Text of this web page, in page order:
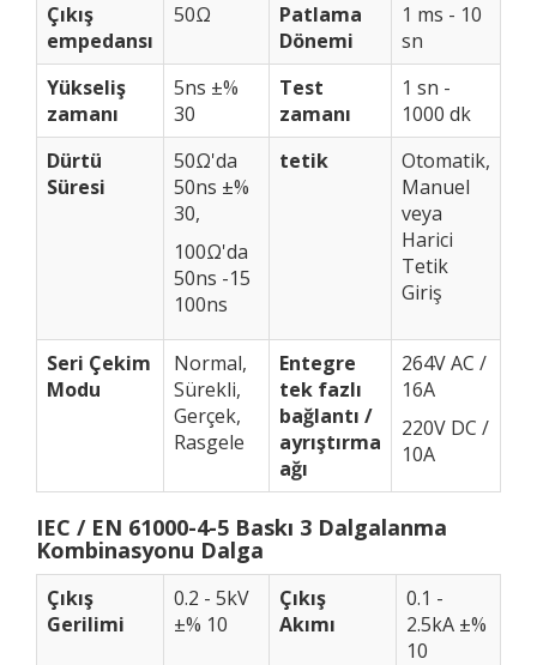
Çıkış
empedansı
50Ω
Patlama
Dönemi
1 ms - 10
sn
Yükseliş
zamanı
5ns ±%
30
Test
zamanı
1 sn -
1000 dk
Dürtü
Süresi
50Ω'da
50ns ±%
30,
100Ω'da
50ns -15
100ns
tetik
Otomatik,
Manuel
veya
Harici
Tetik
Giriş
Seri Çekim
Modu
Normal,
Sürekli,
Gerçek,
Rasgele
Entegre
tek fazlı
bağlantı /
ayrıştırma
ağı
264V AC /
16A
220V DC /
10A
IEC / EN 61000-4-5 Baskı 3 Dalgalanma
Kombinasyonu Dalga
Çıkış
Gerilimi
0.2 - 5kV
±% 10
Çıkış
Akımı
0.1 -
2.5kA ±%
10